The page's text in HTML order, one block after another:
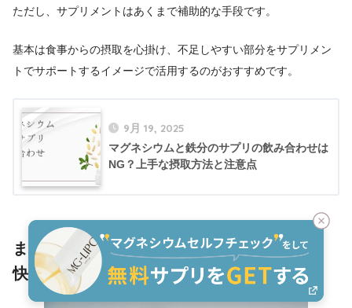
ただし、サプリメントはあくまで補助的な手段です。
基本は食事からの摂取を心掛け、不足しやすい部分をサプリメン
トでサポートするイメージで活用するのがおすすめです。
9月 19, 2025
マグネシウムと鉄分のサプリの飲み合わせは
NG？上手な摂取方法と注意点
まとめ｜男性こそマグネシウムを摂るべし！
快適な暮らしを実現しよう！